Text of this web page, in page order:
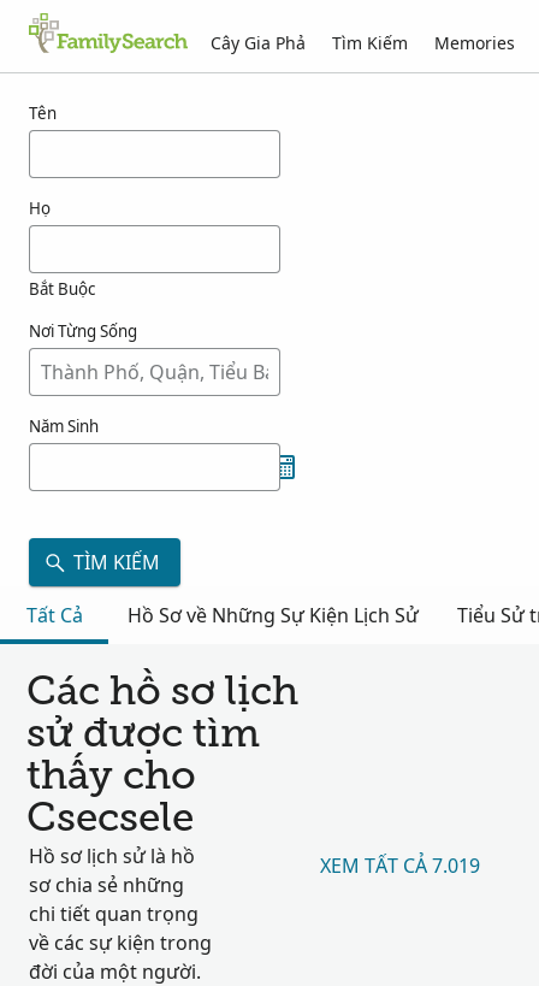
Cây Gia Phả Tìm Kiếm Memories
Tên
Họ
Bắt Buộc
Nơi Từng Sống
Năm Sinh
TÌM KIẾM
Tất Cả
Hồ Sơ về Những Sự Kiện Lịch Sử Tiểu Sử
Các hồ sơ lịch
sử được tìm
thấy cho
Csecsele
Hồ sơ lịch sử là hồ
sơ chia sẻ những
chi tiết quan trọng
về các sự kiện trong
đời của một người.
XEM TẤT CẢ 7.019